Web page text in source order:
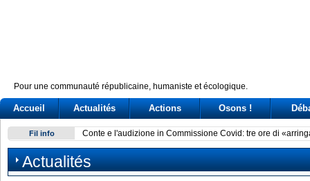
Pour une communauté républicaine, humaniste et écologique.
Accueil Actualités Actions Osons !
Fil info Conte e l'audizione in Commissione Covid: tre ore di
Actualités